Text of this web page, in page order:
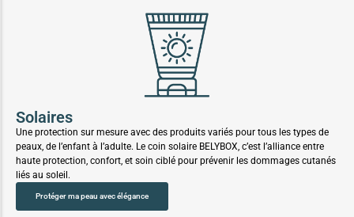
Solaires
Une protection sur mesure avec des produits variés pour tous les types de
peaux, de l’enfant à l’adulte. Le coin solaire BELYBOX, c’est l’alliance entre
haute protection, confort, et soin ciblé pour prévenir les dommages cutanés
liés au soleil.
Protéger ma peau avec élégance